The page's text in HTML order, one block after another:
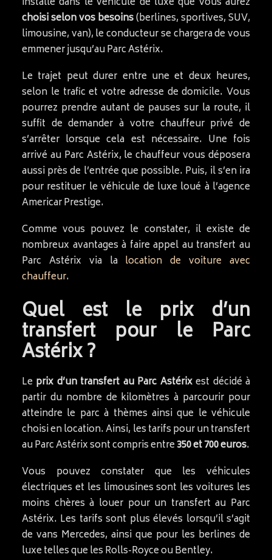
choisi selon vos besoins(berlines, sportives, SUV,
limousine, van), le conducteur se chargera de vous
emmener jusqu’au Parc Astérix.
Le trajet peut durer entre une et deux heures,
selon le trafic et votre adresse de domicile. Vous
pourrez prendre autant de pauses sur la route, il
suffit de demander à votre chauffeur privé de
s’arrêter lorsque cela est nécessaire. Une fois
arrivé au Parc Astérix, le chauffeur vous déposera
aussi près de l’entrée que possible. Puis, il s’en ira
pour restituer le véhicule de luxe loué à l’agence
Americar Prestige.
Comme vous pouvez le constater, il existe de
nombreux avantages à faire appel au transfert au
Parc Astérix via la location de voiture avec
chauffeur.
Quel est le prix d’un
transfert pour le Parc
Astérix ?
Le prix d’un transfert au Parc Astérixest décidé à
partir du nombre de kilomètres à parcourir pour
atteindre le parc à thèmes ainsi que le véhicule
choisi en location. Ainsi, les tarifs pour un transfert
au Parc Astérix sont compris entre350 et 700 euros.
Vous pouvez constater que les véhicules
électriques et les limousines sont les voitures les
moins chères à louer pour un transfert au Parc
Astérix. Les tarifs sont plus élevés lorsqu’il s’agit
de vans Mercedes, ainsi que pour les berlines de
luxe telles que les Rolls-Royce ou Bentley.